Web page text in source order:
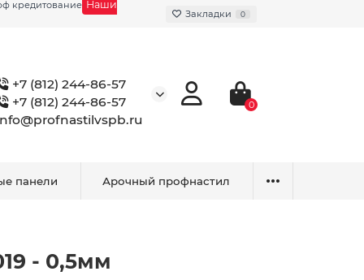
кредитование Наши
Закладки 0
+7 (812) 244-86-57
+7 (812) 244-86-57
0
панели Арочный профнастил
- 0,5мм